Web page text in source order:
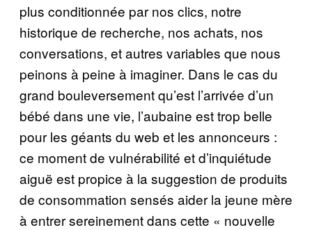
plus conditionnée par nos clics, notre
historique de recherche, nos achats, nos
conversations, et autres variables que nous
peinons à peine à imaginer. Dans le cas du
grand bouleversement qu’est l’arrivée d’un
bébé dans une vie, l’aubaine est trop belle
pour les géants du web et les annonceurs :
ce moment de vulnérabilité et d’inquiétude
aiguë est propice à la suggestion de produits
de consommation sensés aider la jeune mère
à entrer sereinement dans cette « nouvelle